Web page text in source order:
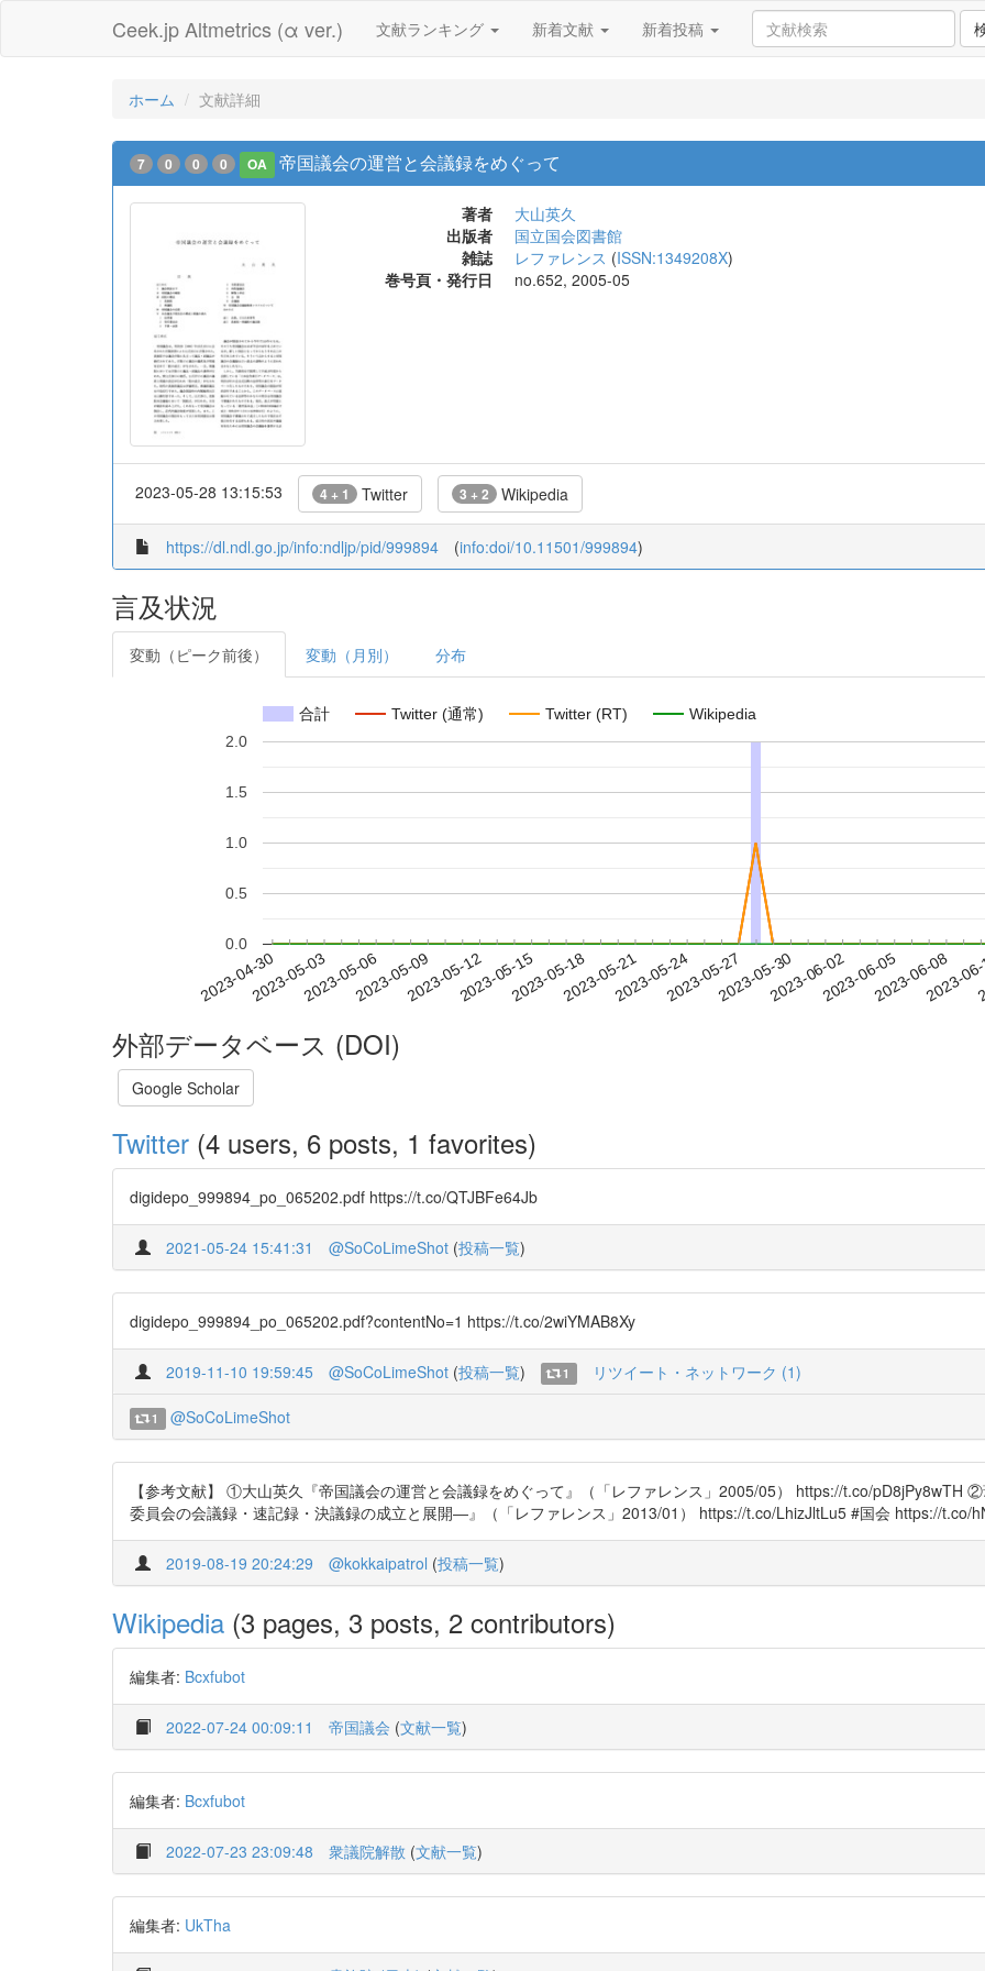
Ceek.jp Altmetrics (α ver.) 文献ランキング 新着文献 新着投稿
ホーム 文献詳細
7 0 0 0 OA 帝国議会の運営と会議録をめぐって
著者
大山英久
出版者
国立国会図書館
雑誌
レファレンス (ISSN:1349208X)
巻号頁・発行日
no.652, 2005-05
2023-05-28 13:15:53 4 + 1 Twitter 3 + 2 Wikipedia
https://dl.ndl.go.jp/info:ndljp/pid/999894 (info:doi/10.11501/999894)
言及状況
変動（ピーク前後） 変動（月別） 分布
合計 Twitter (通常) Twitter (RT) Wikipedia
2023-04-302023-05-032023-05-062023-05-092023-05-122023-05-152023-05-182023-05-212023-05-242023-05-272023-05-302023-06-022023-06-052023-06-08
2023-
0.0
0.5
1.0
1.5
2.0
外部データベース (DOI)
Google Scholar
Twitter (4 users, 6 posts, 1 favorites)
digidepo_999894_po_065202.pdf https://t.co/QTJBFe64Jb
2021-05-24 15:41:31 @SoCoLimeShot (投稿一覧)
digidepo_999894_po_065202.pdf?contentNo=1 https://t.co/2wiYMAB8Xy
2019-11-10 19:59:45 @SoCoLimeShot (投稿一覧) 1 リツイート・ネットワーク (1)
1 @SoCoLimeShot
【参考文献】 ①大山英久『帝国議会の運営と会議録をめぐって』（「レファレンス」2005/05） https://t.co/pD8jPy8wTH
委員会の会議録・速記録・決議録の成立と展開―』（「レファレンス」2013/01） https://t.co/LhizJltLu5 #国会 https://t.co/
2019-08-19 20:24:29 @kokkaipatrol (投稿一覧)
Wikipedia (3 pages, 3 posts, 2 contributors)
編集者: Bcxfubot
2022-07-24 00:09:11 帝国議会 (文献一覧)
編集者: Bcxfubot
2022-07-23 23:09:48 衆議院解散 (文献一覧)
編集者: UkTha